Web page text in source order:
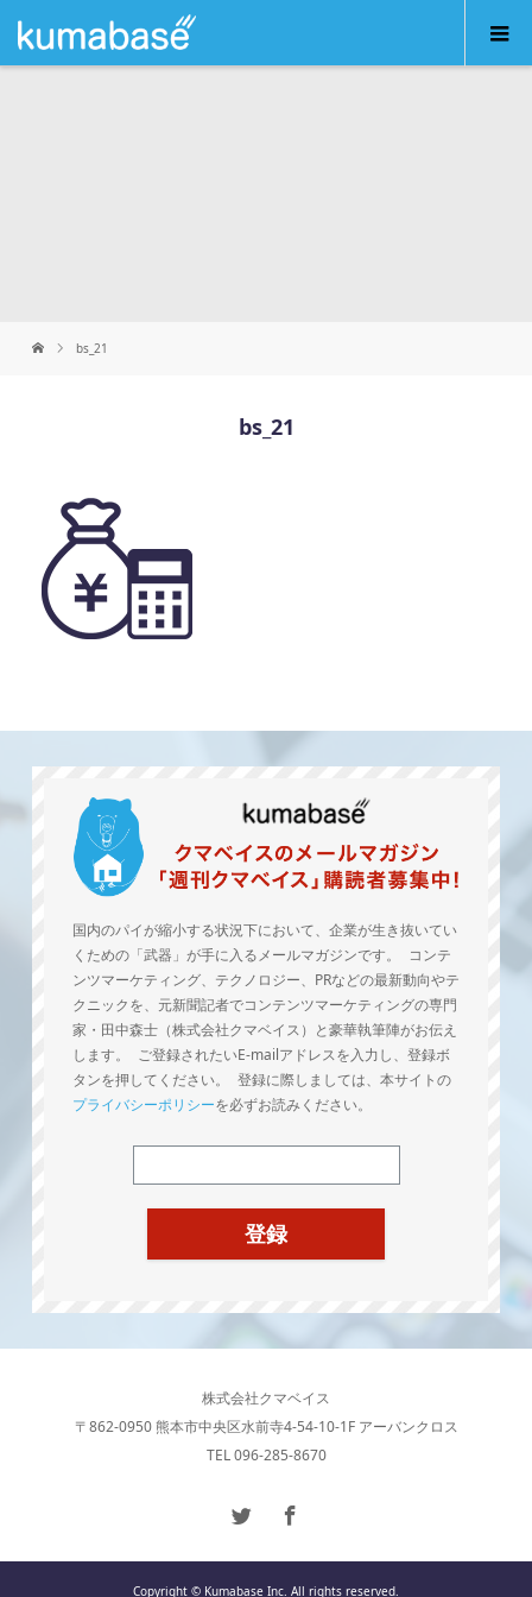
bs_21
bs_21
国内のパイが縮小する状況下において、企業が生き抜いてい
くための「武器」が手に入るメールマガジンです。 コンテ
ンツマーケティング、テクノロジー、PRなどの最新動向やテ
クニックを、元新聞記者でコンテンツマーケティングの専門
家・田中森士（株式会社クマベイス）と豪華執筆陣がお伝え
します。 ご登録されたいE-mailアドレスを入力し、登録ボ
タンを押してください。 登録に際しましては、本サイトの
プライバシーポリシーを必ずお読みください。
株式会社クマベイス
〒862-0950 熊本市中央区水前寺4-54-10-1F アーバンクロス
TEL 096-285-8670
Copyright © Kumabase Inc. All rights reserved.